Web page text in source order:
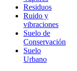
Residuos
Ruido y
vibraciones
Suelo de
Conservación
Suelo
Urbano